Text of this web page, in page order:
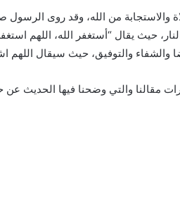
والاستجابة من الله، وقد روى
حيث يقال “أستغفر الله، اللهم
والشفاء والتوفيق، حيث سيقال اللهم
مقالنا والتي وضحنا فيها الحديث